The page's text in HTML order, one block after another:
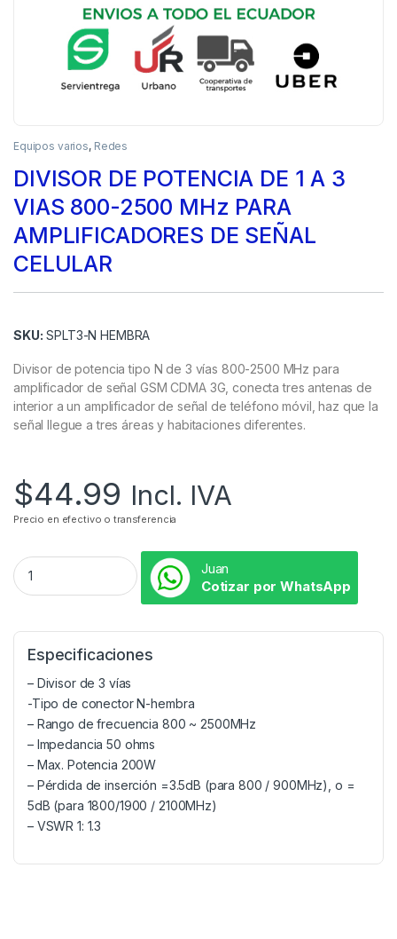
Equipos varios, Redes
DIVISOR DE POTENCIA DE 1 A 3
VIAS 800-2500 MHz PARA
AMPLIFICADORES DE SEÑAL
CELULAR
SKU: SPLT3-N HEMBRA
Divisor de potencia tipo N de 3 vías 800-2500 MHz para
amplificador de señal GSM CDMA 3G, conecta tres antenas de
interior a un amplificador de señal de teléfono móvil, haz que la
señal llegue a tres áreas y habitaciones diferentes.
$44.99 Incl. IVA
Precio en efectivo o transferencia
Juan
Cotizar por WhatsApp
Especificaciones
– Divisor de 3 vías
-Tipo de conector N-hembra
– Rango de frecuencia 800 ~ 2500MHz
– Impedancia 50 ohms
– Max. Potencia 200W
– Pérdida de inserción =3.5dB (para 800 / 900MHz), o =
5dB (para 1800/1900 / 2100MHz)
– VSWR 1: 1.3